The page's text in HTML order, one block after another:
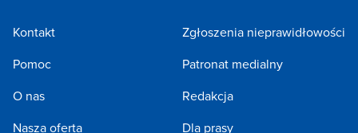
Kontakt
Pomoc
O nas
Nasza oferta
Zgłoszenia nieprawidłowości
Patronat medialny
Redakcja
Dla prasy